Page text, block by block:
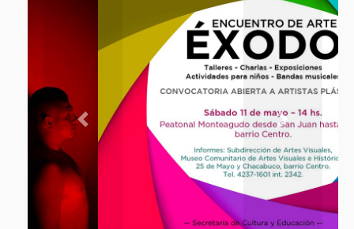
Previous Next